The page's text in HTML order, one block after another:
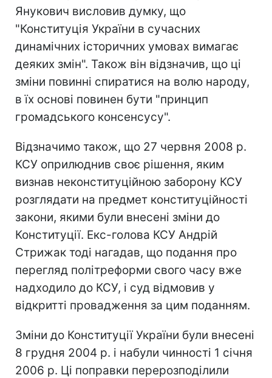
Янукович висловив думку, що
"Конституція України в сучасних
динамічних історичних умовах вимагає
деяких змін". Також він відзначив, що ці
зміни повинні спиратися на волю народу,
в їх основі повинен бути "принцип
громадського консенсусу".
Відзначимо також, що 27 червня 2008 р.
КСУ оприлюднив своє рішення, яким
визнав неконституційною заборону КСУ
розглядати на предмет конституційності
закони, якими були внесені зміни до
Конституції. Екс-голова КСУ Андрій
Стрижак тоді нагадав, що подання про
перегляд політреформи свого часу вже
надходило до КСУ, і суд відмовив у
відкритті провадження за цим поданням.
Зміни до Конституції України були внесені
8 грудня 2004 р. і набули чинності 1 січня
2006 р. Ці поправки перерозподілили